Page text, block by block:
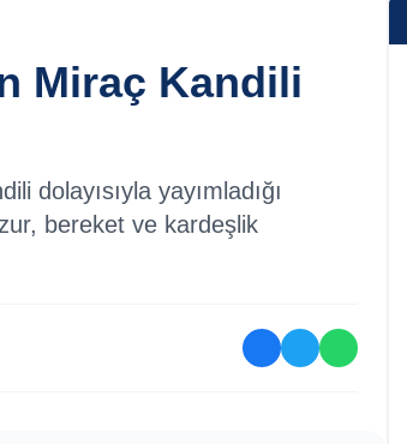
Miraç Kandili
dolayısıyla yayımladığı
bereket ve kardeşlik